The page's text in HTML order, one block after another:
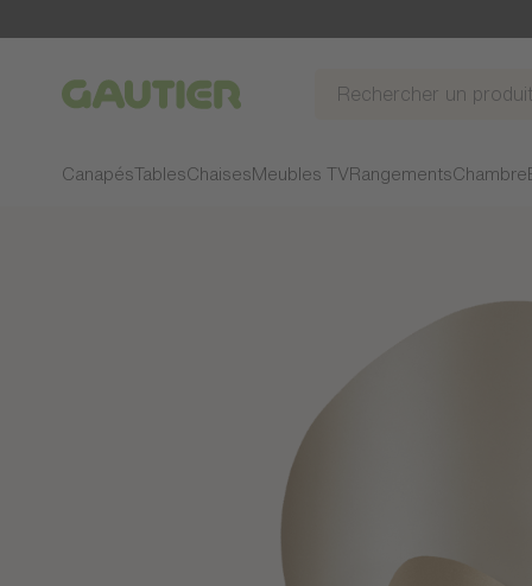
Gautier
CanapésTablesChaises Meubles TV RangementsChambre